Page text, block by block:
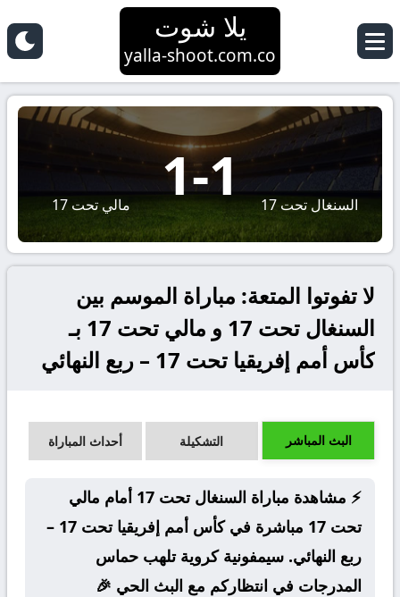
يلا شوت
yalla-shoot.com.co
السنغال تحت 17 1
-
1 مالي تحت 17
لا تفوتوا المتعة: مباراة الموسم بين
السنغال تحت 17 و مالي تحت 17 بـ
كأس أمم إفريقيا تحت 17 – ربع النهائي
البث المباشر التشكيلة أحداث المباراة
⚡ مشاهدة مباراة السنغال تحت 17 أمام مالي
تحت 17 مباشرة في كأس أمم إفريقيا تحت 17 –
ربع النهائي. سيمفونية كروية تلهب حماس
المدرجات في انتظاركم مع البث الحي 🎉